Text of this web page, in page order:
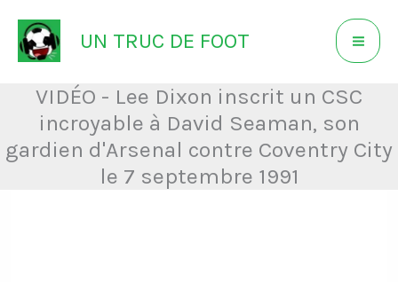
Aller
au
contenu
UN TRUC DE FOOT
VIDÉO - Lee Dixon inscrit un CSC
incroyable à David Seaman, son
gardien d'Arsenal contre Coventry City
le 7 septembre 1991